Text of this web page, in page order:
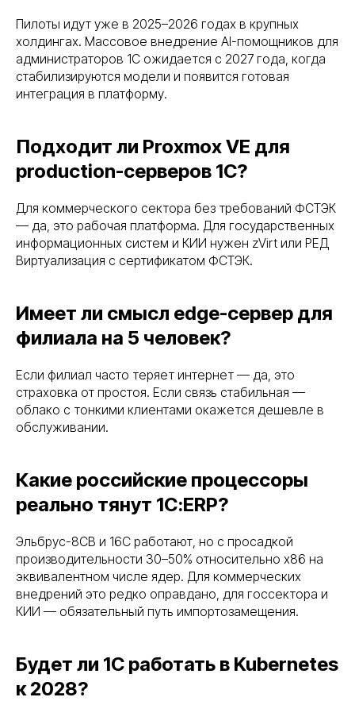
Пилоты идут уже в 2025–2026 годах в крупных
холдингах. Массовое внедрение AI-помощников для
администраторов 1С ожидается с 2027 года, когда
стабилизируются модели и появится готовая
интеграция в платформу.
Подходит ли Proxmox VE для
production-серверов 1С?
Для коммерческого сектора без требований ФСТЭК
— да, это рабочая платформа. Для государственных
информационных систем и КИИ нужен zVirt или РЕД
Виртуализация с сертификатом ФСТЭК.
Имеет ли смысл edge-сервер для
филиала на 5 человек?
Если филиал часто теряет интернет — да, это
страховка от простоя. Если связь стабильная —
облако с тонкими клиентами окажется дешевле в
обслуживании.
Какие российские процессоры
реально тянут 1С:ERP?
Эльбрус-8СВ и 16С работают, но с просадкой
производительности 30–50% относительно x86 на
эквивалентном числе ядер. Для коммерческих
внедрений это редко оправдано, для госсектора и
КИИ — обязательный путь импортозамещения.
Будет ли 1С работать в Kubernetes
к 2028?
Политика конфиденциальности
ИНН: 3525484526
ОГРН: 1233500000502
© 2026 ООО «Торговая компания ТЕСТ-ДРАЙВ». Все права
защищены. Serverzilla — коммерческое обозначение ООО
«ТКТД»
Договор оферты ТКТД
Сделано в Rhino